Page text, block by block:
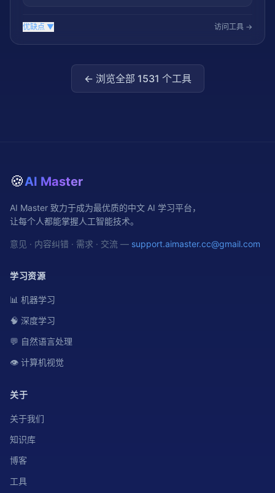
优缺点 ▼ 访问工具 →
← 浏览全部 1531 个工具
🍪AI Master
AI Master 致力于成为最优质的中文 AI 学习平台，
让每个人都能掌握人工智能技术。
意见 · 内容纠错 · 需求 · 交流 — support.aimaster.cc@gmail.com
学习资源
📊 机器学习
🧠 深度学习
💬 自然语言处理
👁️ 计算机视觉
关于
关于我们
知识库
博客
工具